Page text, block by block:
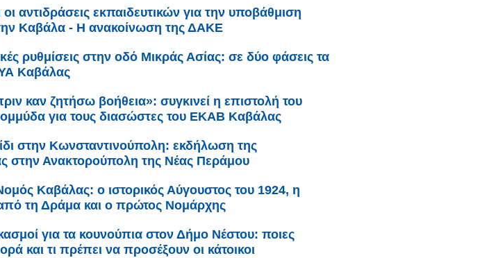
οι αντιδράσεις εκπαιδευτικών για την υποβάθμιση
Καβάλα - Η ανακοίνωση της ΔΑΚΕ
ρυθμίσεις στην οδό Μικράς Ασίας: σε δύο φάσεις τα
Καβάλας
καν ζητήσω βοήθεια»: συγκινεί η επιστολή του
για τους διασώστες του ΕΚΑΒ Καβάλας
στην Κωνσταντινούπολη: εκδήλωση της
στην Ανακτορούπολη της Νέας Περάμου
Καβάλας: ο ιστορικός Αύγουστος του 1924, η
τη Δράμα και ο πρώτος Νομάρχης
για τα κουνούπια στον Δήμο Νέστου: ποιες
και τι πρέπει να προσέξουν οι κάτοικοι